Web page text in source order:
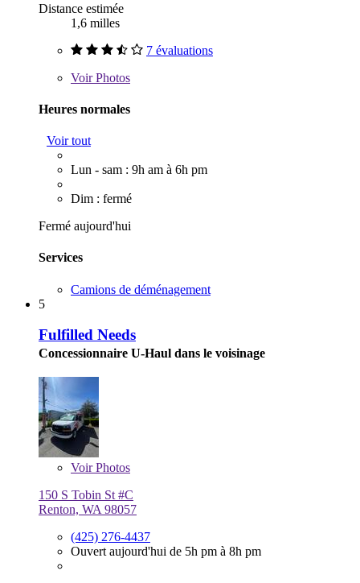
Distance estimée
1,6 milles
7 évaluations
VoirPhotos
Heures normales
Voir tout
Lun - sam : 9h am à 6h pm
Dim : fermé
Fermé aujourd'hui
Services
Camions de déménagement
5
Fulfilled Needs
Concessionnaire U-Haul dans le voisinage
VoirPhotos
150 S Tobin St #C
Renton, WA 98057
(425) 276-4437
Ouvert aujourd'hui de 5h pm à 8h pm